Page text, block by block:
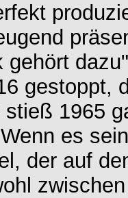
gehört
gestoppt,
stieß 1965
es
der auf